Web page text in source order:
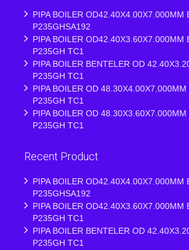
PIPA BOILER OD42.40X4.00X7.000MM
P235GHSA192
PIPA BOILER OD42.40X3.60X7.000MM
P235GH TC1
PIPA BOILER BENTELER OD
P235GH TC1
PIPA BOILER OD
P235GH TC1
PIPA BOILER OD
P235GH TC1
Recent Product
PIPA BOILER OD42.40X4.00X7.000MM
P235GHSA192
PIPA BOILER OD42.40X3.60X7.000MM
P235GH TC1
PIPA BOILER BENTELER OD
P235GH TC1